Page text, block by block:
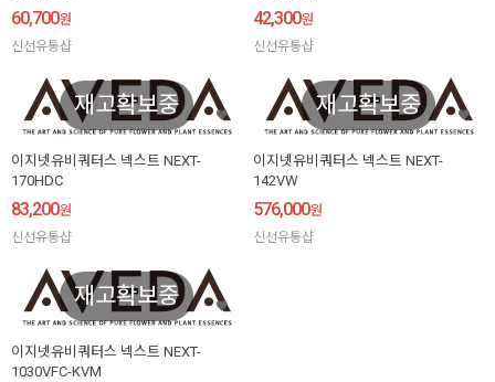
60,700원
신선유통샵
42,300원
신선유통샵
재고확보중
이지넷유비쿼터스 넥스트 NEXT-
170HDC
83,200원
신선유통샵
재고확보중
이지넷유비쿼터스 넥스트 NEXT-
142VW
576,000원
신선유통샵
재고확보중
이지넷유비쿼터스 넥스트 NEXT-
1030VFC-KVM